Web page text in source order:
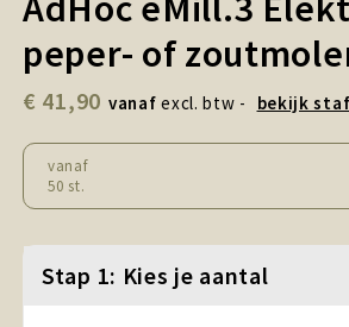
Snoepgoed en Koek
Sport, Spel en Speelgoed
Technologie
Tassen
peper- of
€ 41,90 vanaf excl. btw - bekijk
vanaf
50 st.
Stap 1: Kies je aantal